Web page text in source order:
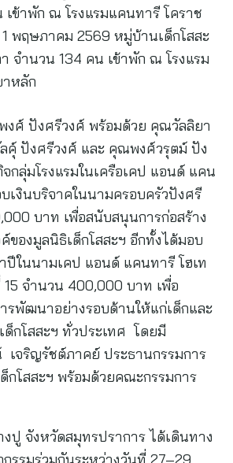
เข้าพัก ณ โรงแรมแคนทารี โคราช
พฤษภาคม 2569 หมู่บ้านเด็กโสสะ
จำนวน 134 คน เข้าพัก ณ โรงแรม
หลัก
ศ์ ปังศรีวงศ์ พร้อมด้วย คุณวัลลิยา
คุ์ ปังศรีวงศ์ และ คุณพงศ์วรุตม์ ปัง
จกลุ่มโรงแรมในเครือเคป แอนด์ แคน
เงินบริจาคในนามครอบครัวปังศรี
บาท เพื่อสนับสนุนการก่อสร้าง
ของมูลนิธิเด็กโสสะฯ อีกทั้งได้มอบ
ปีในนามเคป แอนด์ แคนทารี โฮเท
จำนวน 400,000 บาท เพื่อ
รพัฒนาอย่างรอบด้านให้แก่เด็กและ
กโสสะฯ ทั่วประเทศ โดยมี
จริญรัชต์ภาคย์ ประธานกรรมการ
กโสสะฯ พร้อมด้วยคณะกรรมการ
ปู จังหวัดสมุทรปราการ ได้เดินทาง